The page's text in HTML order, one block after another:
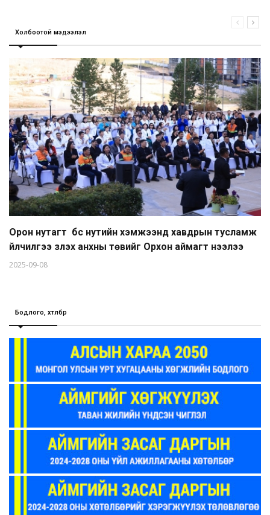
Холбоотой мэдээлэл
Орон нутагт бүс нутийн хэмжээнд хавдрын тусламж
үйлчилгээ үзүүлэх анхны төвийг Орхон аймагт нээлээ
2025-09-08
Бодлого, хөтөлбөр